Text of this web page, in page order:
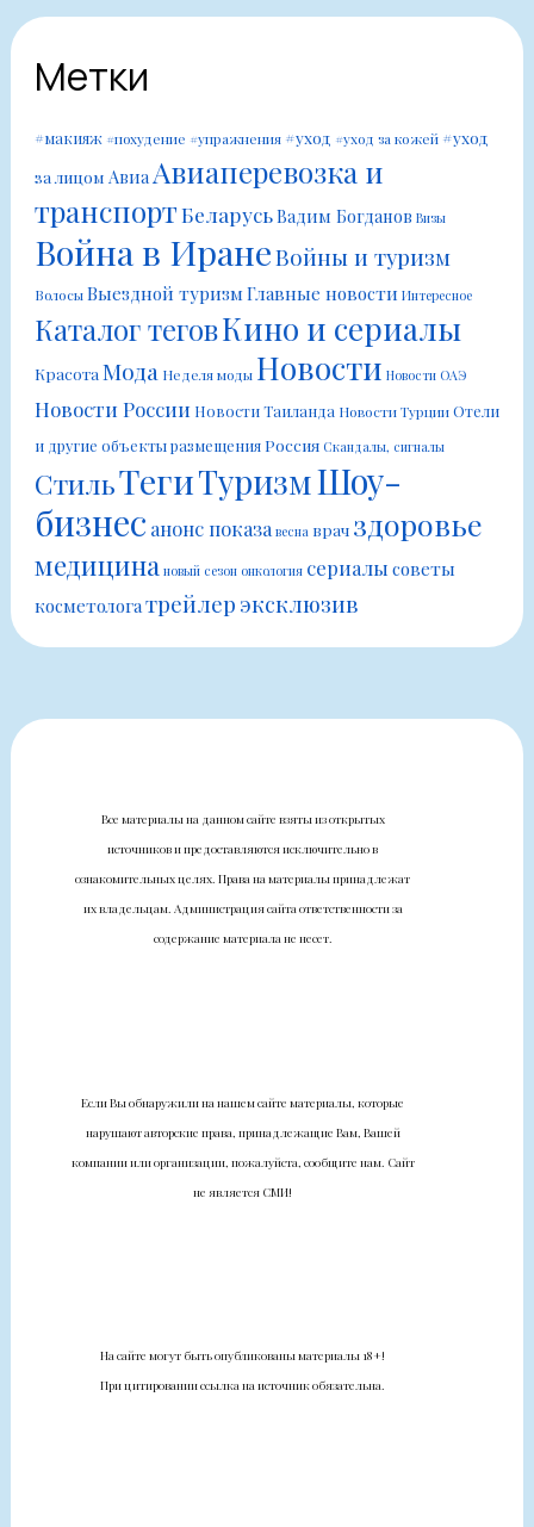
Метки
#макияж #похудение #упражнения #уход #уход за кожей #уход
за лицом Авиа Авиаперевозка и
транспортБеларусьВадим Богданов Визы
Война в ИранеВойны и туризм
ВолосыВыездной туризмГлавные новости Интересное
Каталог теговКино и сериалы
Красота Мода Неделя моды Новости Новости ОАЭ
Новости России Новости Таиланда Новости ТурцииОтели
и другие объекты размещенияРоссия Скандалы, сигналы
СтильТегиТуризмШоу-
бизнес анонс показа весна врач здоровье
медицина новый сезон онкология сериалы советы
косметологатрейлер эксклюзив
Все материалы на данном сайте взяты из открытых
источников и предоставляются исключительно в
ознакомительных целях. Права на материалы принадлежат
их владельцам. Администрация сайта ответственности за
содержание материала не несет.
Если Вы обнаружили на нашем сайте материалы, которые
нарушают авторские права, принадлежащие Вам, Вашей
компании или организации, пожалуйста, сообщите нам. Сайт
не является СМИ!
На сайте могут быть опубликованы материалы 18+!
При цитировании ссылка на источник обязательна.